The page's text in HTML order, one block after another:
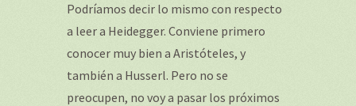
Podríamos decir lo mismo con respecto
a leer a Heidegger. Conviene primero
conocer muy bien a Aristóteles, y
también a Husserl. Pero no se
preocupen, no voy a pasar los próximos